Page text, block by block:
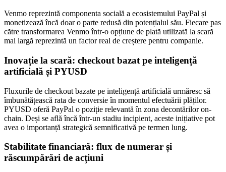
Venmo reprezintă componenta socială a ecosistemului PayPal și
monetizează încă doar o parte redusă din potențialul său. Fiecare pas
către transformarea Venmo într-o opțiune de plată utilizată la scară
mai largă reprezintă un factor real de creștere pentru companie.
Inovație la scară: checkout bazat pe inteligență
artificială și PYUSD
Fluxurile de checkout bazate pe inteligență artificială urmăresc să
îmbunătățească rata de conversie în momentul efectuării plăților.
PYUSD oferă PayPal o poziție relevantă în zona decontărilor on-
chain. Deși se află încă într-un stadiu incipient, aceste inițiative pot
avea o importanță strategică semnificativă pe termen lung.
Stabilitate financiară: flux de numerar și
răscumpărări de acțiuni